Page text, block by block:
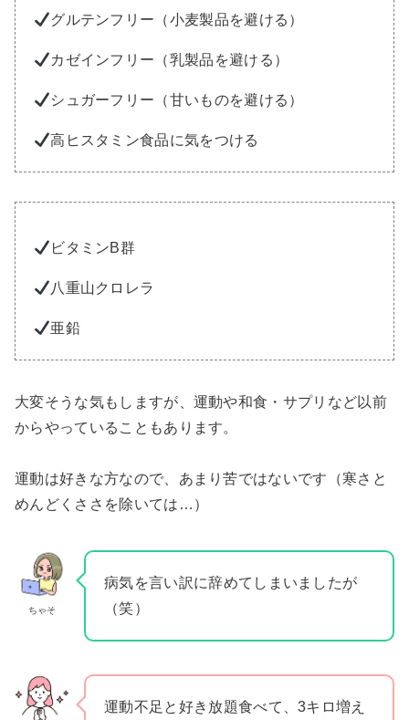
グルテンフリー（小麦製品を避ける）
カゼインフリー（乳製品を避ける）
シュガーフリー（甘いものを避ける）
高ヒスタミン食品に気をつける
ビタミンB群
八重山クロレラ
亜鉛
大変そうな気もしますが、運動や和食・サプリなど以前
からやっていることもあります。
運動は好きな方なので、あまり苦ではないです（寒さと
めんどくささを除いては…）
ちゃそ
病気を言い訳に辞めてしまいましたが
（笑）
運動不足と好き放題食べて、3キロ増え